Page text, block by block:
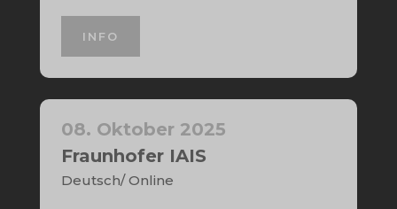
INFO
08. Oktober 2025
Fraunhofer IAIS
Deutsch/ Online